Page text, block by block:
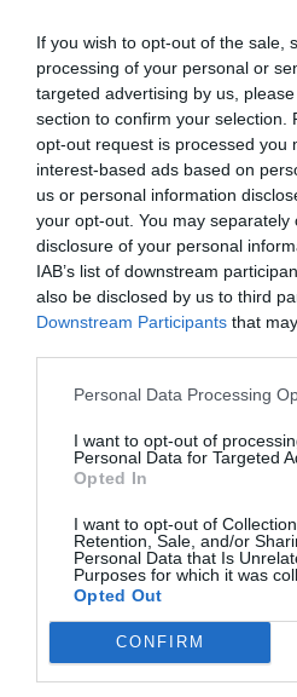
If you wish to opt-out of the sale,
processing of your personal or
targeted advertising by us,
section to confirm your selection.
opt-out request is processed you
interest-based ads based on
us or personal information
your opt-out. You may
disclosure of your personal
IAB’s list of downstream
also be disclosed by us to third
Downstream Participants that
Personal Data Processing
I want to opt-out of
Personal Data for Targeted
Opted In
I want to opt-out of
Retention, Sale, and/or
Personal Data that Is
Purposes for which it was
Opted Out
CONFIRM
Ζηλεύουν εκείνον που
Πετροβολούν εκείνον
Συκοφαντούν εκείνον
φτασουν. Η κακια δεν
θυμάσαι κατι. Οσο πιο
σένα, τόσο πιο πολύ
φτασουν.
Ανώνυμος
03/06 - 02:33
καλή σταδιοδρομία
κόσμου κάντε αυτό που
ψυχούλα σας ??
ΣΥΝΟΡΙΟΦΥΛΑΚΑΣ
03/06 - 00:49
Ανώνυμε Οκ
Την επόμενη φορά που
συνοριοφύλακας για